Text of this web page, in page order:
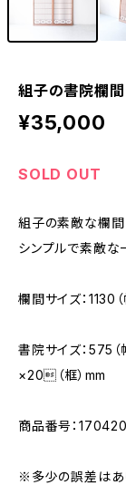
組子の書院欄
¥35,000
SOLD OUT
組子の素敵な欄
シンプルで素敵な
欄間サイズ：1130
書院サイズ：575（
×20（框）mm
商品番号：
※多少の誤差はあ